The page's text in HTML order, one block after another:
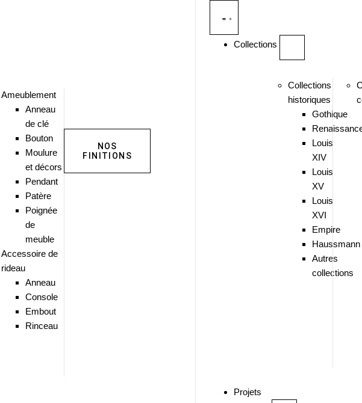
Ameublement
Anneau
de clé
Bouton
Moulure
et décors
Pendant
Patère
Poignée
de
meuble
Accessoire de
rideau
Anneau
Console
Embout
Rinceau
NOS
FINITIONS
Collections
Collections
historiques
Gothique
Louis
XIV
Louis
XV
Louis
XVI
Empire
Haussmann
Autres
collections
Projets